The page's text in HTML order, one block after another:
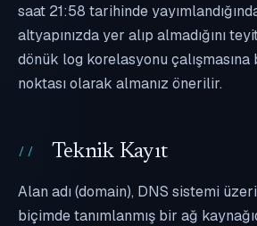
saat 21:58 tarihinde
altyapınızda yer alıp almadığını
dönük log korelasyonu çalışmasına
noktası olarak almanız önerilir.
Teknik Kayıt
Alan adı (domain), DNS sistemi
biçimde tanımlanmış bir ağ